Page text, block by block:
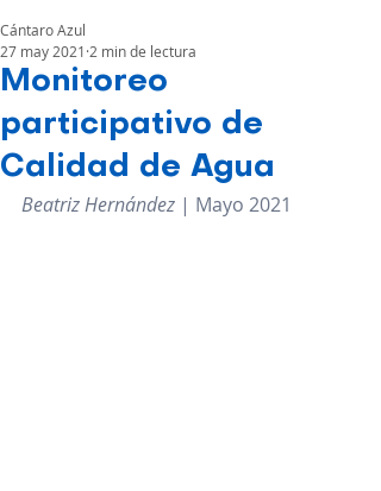
Monitoreo
participativo de
Calidad de Agua
Cántaro Azul
27 may 2021 2 min de lectura
Beatriz Hernández | Mayo 2021